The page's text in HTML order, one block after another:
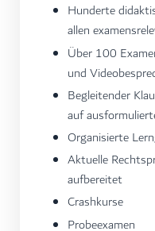
Hunderte
allen
Über 100
und
Begleitender
auf
Organisierte
Aktuelle
aufbereitet
Crashkurse
Probeexamen